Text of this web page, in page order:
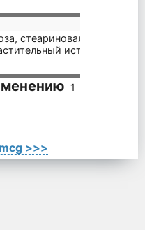
стеариновая кислота
источник).
1 таблетка в
>>>